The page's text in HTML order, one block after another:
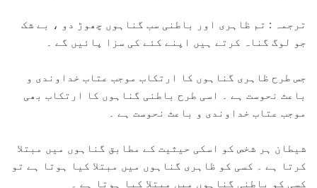
ترجمہ : تم ظاہری اور باطنی سب گناہوں چھوڑ دو ، بے شک
جو لوگ گناہ کرتے ہیں اپنے کئے کی سزا پائیں گے ۔
جس طرح ظاہری گناہوں کا ارتکاب موجب عتاب خداوندی و
باعث نحوست ہے ۔ اسی طرح باطنی گناہوں کا ارتکاب بھی
موجب عتاب خداوندی و باعث نحوست ہے ۔
شیطان ہر شخص کو اسکی حیثیت کے مطابق گناہوں میں مبتلا
کرتا ہے ۔ کسی کو ظاہری گناہوں میں مبتلا کیا ہوتا ہے تو
کسی کو باطنی گناہوں میں مبتلا کیا ہوتا ہے ۔